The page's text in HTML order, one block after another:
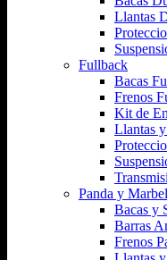
Llantas
Fullback
Bacas
Frenos
Kit de
Llantas
Panda y
Bacas y
Barras
Frenos